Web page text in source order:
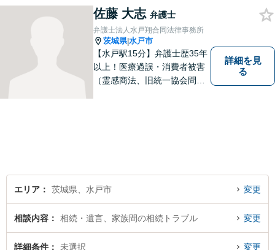
佐藤 大志 弁護士
弁護士法人水戸翔合同法律事務所
茨城県|水戸市
【水戸駅15分】弁護士歴35年
以上！医療過誤・消費者被害
（霊感商法、旧統一協会問題
詳細を見
る
エリア 茨城県、水戸市 変更
相談内容 相続・遺言、家族間の相続トラブル 変更
詳細条件 未選択 変更